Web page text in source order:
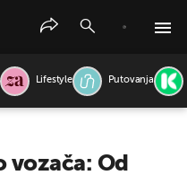
Lifestyle Putovanja
vozača: Od